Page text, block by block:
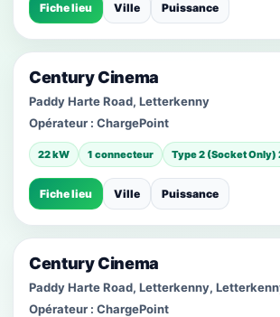
Fiche lieu Ville Puissance
Century Cinema
Paddy Harte Road, Letterkenny
Opérateur : ChargePoint
22 kW 1 connecteur Type 2 (Socket Only)
Fiche lieu Ville Puissance
Century Cinema
Paddy Harte Road, Letterkenny,
Opérateur : ChargePoint